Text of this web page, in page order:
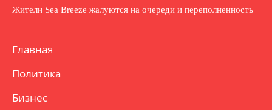
Жители Sea Breeze жалуются на очереди и переполненность
Главная
Политика
Бизнес